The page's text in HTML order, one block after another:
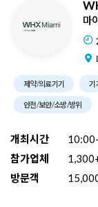
마
제약/의료기기 기
안전/보안/소방/방위
개최시간
참가업체
방문객